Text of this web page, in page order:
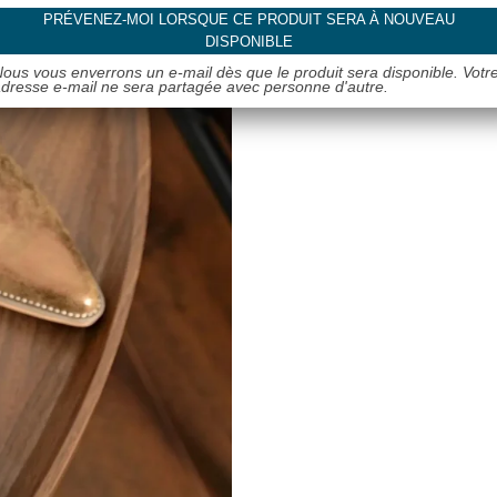
PRÉVENEZ-MOI LORSQUE CE PRODUIT SERA À NOUVEAU
DISPONIBLE
vous enverrons un e-mail dès que le produit sera disponible.
e-mail ne sera partagée avec personne d'autre.